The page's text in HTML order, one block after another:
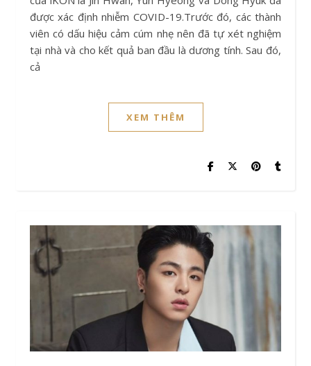
được xác định nhiễm COVID-19.Trước đó, các thành
viên có dấu hiệu cảm cúm nhẹ nên đã tự xét nghiệm
tại nhà và cho kết quả ban đầu là dương tính. Sau đó,
cả
XEM THÊM